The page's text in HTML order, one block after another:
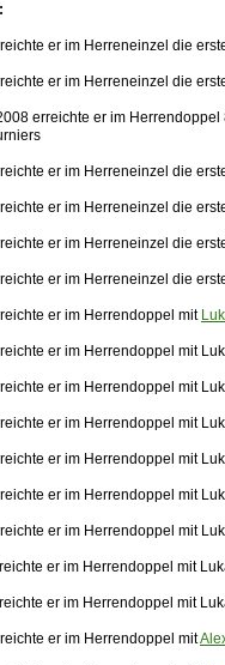
er im Herreneinzel die
er im Herreneinzel die
erreichte er im
er im Herreneinzel die
er im Herreneinzel die
er im Herreneinzel die
er im Herreneinzel die
er im Herrendoppel mit
er im Herrendoppel mit
er im Herrendoppel mit
er im Herrendoppel mit
er im Herrendoppel mit
er im Herrendoppel mit
er im Herrendoppel mit
er im Herrendoppel mit
er im Herrendoppel mit
er im Herrendoppel mit